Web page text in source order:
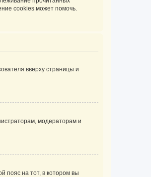
cookies может помочь.
вверху страницы и
модераторам и
пояс на тот, в котором вы